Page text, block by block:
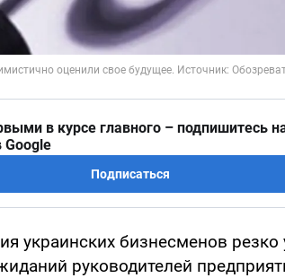
в курсе главного – подпишитесь
Google
Подписаться
украинских бизнесменов резко
руководителей